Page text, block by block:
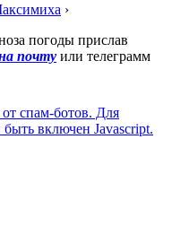
›
погоды прислав
почту или телеграмм
спам-ботов. Для
быть включен Javascript.